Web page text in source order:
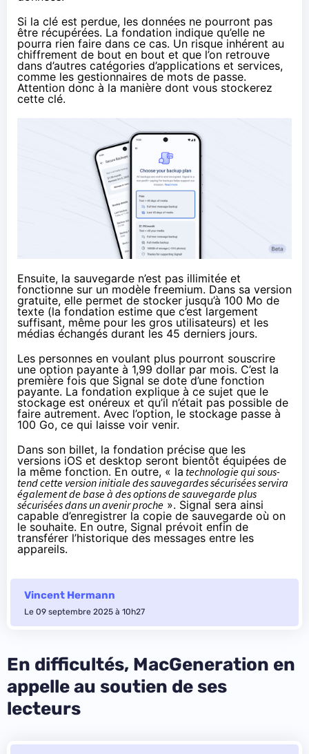
Si la clé est perdue, les données ne pourront pas
être récupérées. La fondation indique qu’elle ne
pourra rien faire dans ce cas. Un risque inhérent au
chiffrement de bout en bout et que l’on retrouve
dans d’autres catégories d’applications et services,
comme les gestionnaires de mots de passe.
Attention donc à la manière dont vous stockerez
cette clé.
Ensuite, la sauvegarde n’est pas illimitée et
fonctionne sur un modèle freemium. Dans sa version
gratuite, elle permet de stocker jusqu’à 100 Mo de
texte (la fondation estime que c’est largement
suffisant, même pour les gros utilisateurs) et les
médias échangés durant les 45 derniers jours.
Les personnes en voulant plus pourront souscrire
une option payante à 1,99 dollar par mois. C’est la
première fois que Signal se dote d’une fonction
payante. La fondation explique à ce sujet que le
stockage est onéreux et qu’il n’était pas possible de
faire autrement. Avec l’option, le stockage passe à
100 Go, ce qui laisse voir venir.
Dans son billet, la fondation précise que les
versions iOS et desktop seront bientôt équipées de
la même fonction. En outre, « la technologie qui sous-
tend cette version initiale des sauvegardes sécurisées servira
également de base à des options de sauvegarde plus
sécurisées dans un avenir proche ». Signal sera ainsi
capable d’enregistrer la copie de sauvegarde où on
le souhaite. En outre, Signal prévoit enfin de
transférer l’historique des messages entre les
appareils.
Vincent Hermann
Le 09 septembre 2025 à 10h27
En difficultés, MacGeneration en
appelle au soutien de ses
lecteurs